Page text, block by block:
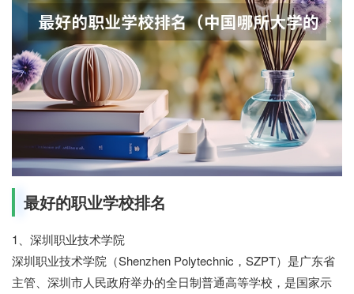
最好的职业学校排名
1、深圳职业技术学院
深圳职业技术学院（Shenzhen Polytechnic，SZPT）是广东省
主管、深圳市人民政府举办的全日制普通高等学校，是国家示